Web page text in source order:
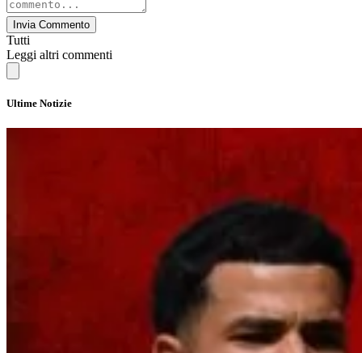
Invia Commento
Tutti
Leggi altri commenti
Ultime Notizie